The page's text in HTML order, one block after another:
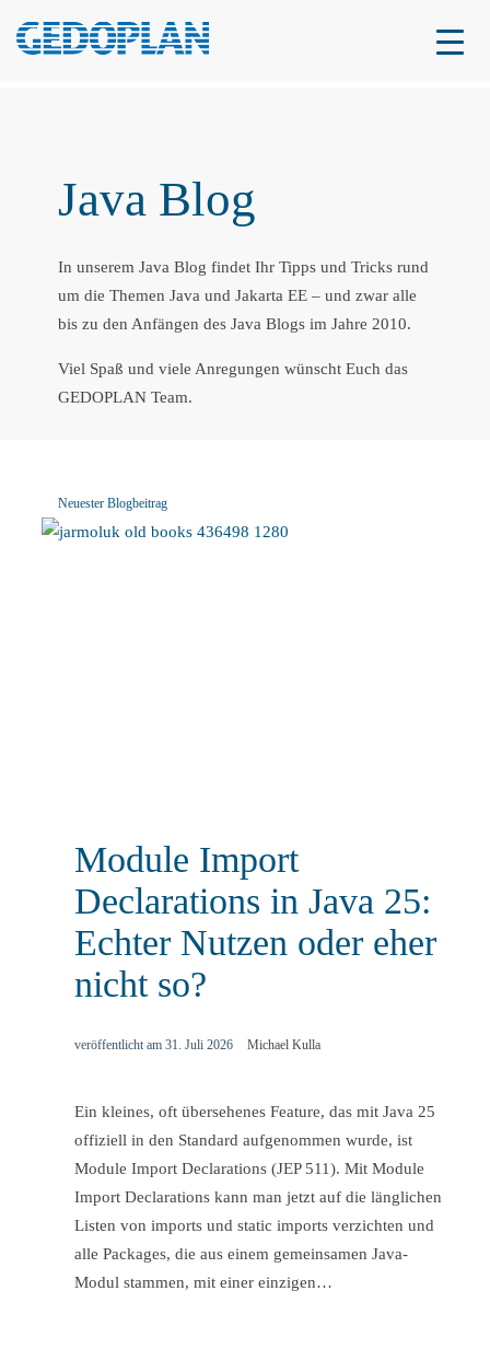
Java Blog
In unserem Java Blog findet Ihr Tipps und Tricks rund
um die Themen Java und Jakarta EE – und zwar alle
bis zu den Anfängen des Java Blogs im Jahre 2010.
Viel Spaß und viele Anregungen wünscht Euch das
GEDOPLAN Team.
Neuester Blogbeitrag
Module Import
Declarations in Java 25:
Echter Nutzen oder eher
nicht so?
veröffentlicht am 31. Juli 2026 Michael Kulla
Ein kleines, oft übersehenes Feature, das mit Java 25
offiziell in den Standard aufgenommen wurde, ist
Module Import Declarations (JEP 511). Mit Module
Import Declarations kann man jetzt auf die länglichen
Listen von imports und static imports verzichten und
alle Packages, die aus einem gemeinsamen Java-
Modul stammen, mit einer einzigen…